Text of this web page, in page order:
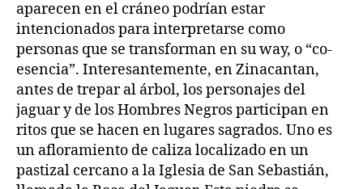
aparecen en el cráneo podrían estar
intencionados para interpretarse como
personas que se transforman en su way, o “co-
esencia”. Interesantemente, en Zinacantan,
antes de trepar al árbol, los personajes del
jaguar y de los Hombres Negros participan en
ritos que se hacen en lugares sagrados. Uno es
un afloramiento de caliza localizado en un
pastizal cercano a la Iglesia de San Sebastián,